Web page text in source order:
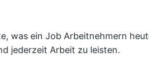
was ein Job Arbeitnehmern
jederzeit Arbeit zu leisten.